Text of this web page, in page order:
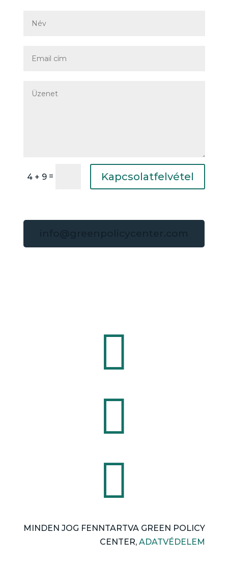
4 + 9 = Kapcsolatfelvétel



MINDEN JOG FENNTARTVA GREEN POLICY
CENTER,ADATVÉDELEM